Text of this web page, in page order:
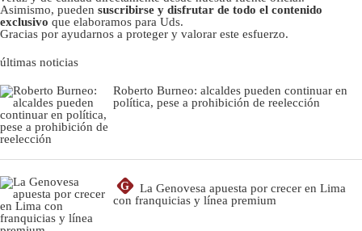
Asimismo, pueden suscribirse y disfrutar de todo el contenido
exclusivo que elaboramos para Uds.
Gracias por ayudarnos a proteger y valorar este esfuerzo.
últimas noticias
Roberto Burneo: alcaldes pueden continuar en
política, pese a prohibición de reelección
G
La Genovesa apuesta por crecer en Lima
con franquicias y línea premium